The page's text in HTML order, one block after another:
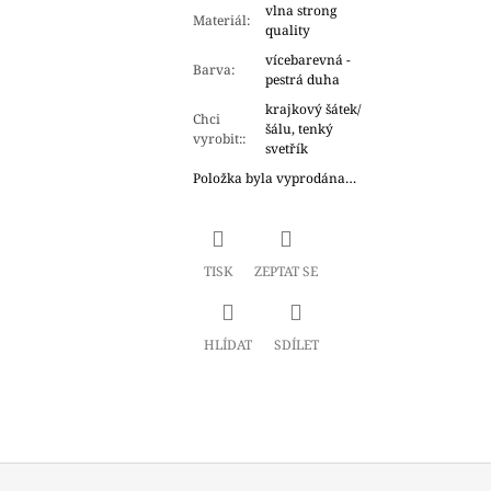
Materiál:
vlna strong
quality
Barva:
vícebarevná -
pestrá duha
Chci
vyrobit::
krajkový šátek/
šálu, tenký
svetřík
Položka byla vyprodána…
TISK ZEPTAT SE
HLÍDAT SDÍLET